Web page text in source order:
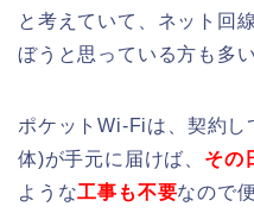
と考えていて、ネット回
ぼうと思っている方も多
ポケットWi-Fiは、契約し
体)が手元に届けば、 その
ような工事も不要なので